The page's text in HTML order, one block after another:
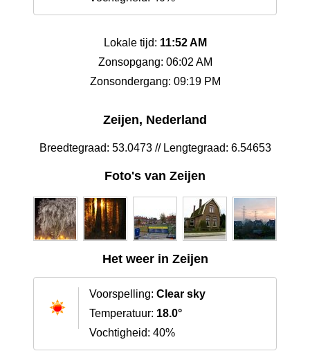
Lokale tijd: 11:52 AM
Zonsopgang: 06:02 AM
Zonsondergang: 09:19 PM
Zeijen, Nederland
Breedtegraad: 53.0473 // Lengtegraad: 6.54653
Foto's van Zeijen
Het weer in Zeijen
Voorspelling: Clear sky
Temperatuur: 18.0°
Vochtigheid: 40%